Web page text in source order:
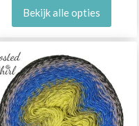
Bekijk alle opties